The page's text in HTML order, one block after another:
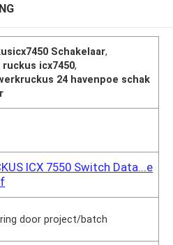
Schakelaar,
ruckus icx7450,
24 havenpoe schak
ICX 7550 Switch Data...e
door project/batch